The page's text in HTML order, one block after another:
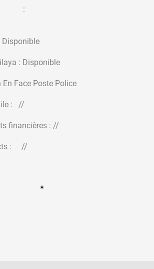
:
de wilaya : Disponible
Face Poste Police
: //
financières : //
: //